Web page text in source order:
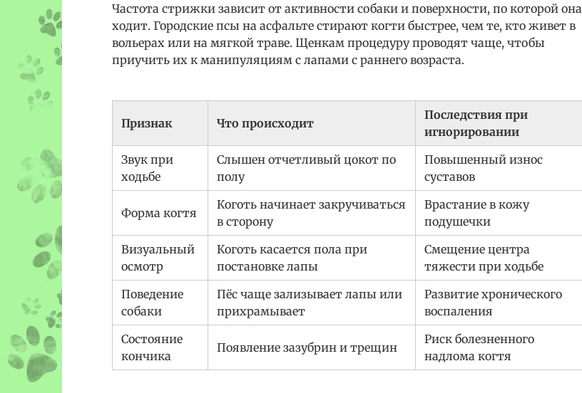
Частота стрижки зависит от активности собаки и поверхности, по которой она
ходит. Городские псы на асфальте стирают когти быстрее, чем те, кто живет в
вольерах или на мягкой траве. Щенкам процедуру проводят чаще, чтобы
приучить их к манипуляциям с лапами с раннего возраста.
Признак Что происходит
Последствия при
игнорировании
Звук при
ходьбе
Слышен отчетливый цокот по
полу
Повышенный износ
суставов
Форма когтя
Коготь начинает закручиваться
в сторону
Врастание в кожу
подушечки
Визуальный
осмотр
Коготь касается пола при
постановке лапы
Смещение центра
тяжести при ходьбе
Поведение
собаки
Пёс чаще зализывает лапы или
прихрамывает
Развитие хронического
воспаления
Состояние
кончика
Появление зазубрин и трещин
Риск болезненного
надлома когтя